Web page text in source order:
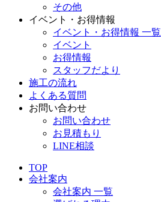
その他
イベント・お得情報
イベント・お得情報 一覧
イベント
お得情報
スタッフだより
施工の流れ
よくある質問
お問い合わせ
お問い合わせ
お見積もり
LINE相談
TOP
会社案内
会社案内 一覧